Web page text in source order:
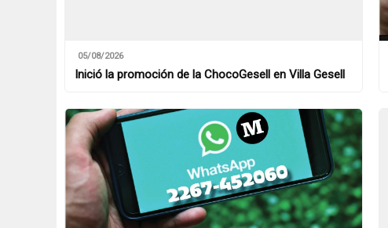
05/08/2026
Inició la promoción de la ChocoGesell en Villa Gesell